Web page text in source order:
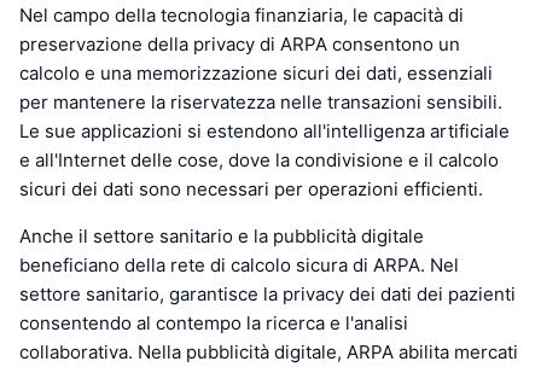
Nel campo della tecnologia finanziaria, le capacità di
preservazione della privacy di ARPA consentono un
calcolo e una memorizzazione sicuri dei dati, essenziali
per mantenere la riservatezza nelle transazioni sensibili.
Le sue applicazioni si estendono all'intelligenza artificiale
e all'Internet delle cose, dove la condivisione e il calcolo
sicuri dei dati sono necessari per operazioni efficienti.
Anche il settore sanitario e la pubblicità digitale
beneficiano della rete di calcolo sicura di ARPA. Nel
settore sanitario, garantisce la privacy dei dati dei pazienti
consentendo al contempo la ricerca e l'analisi
collaborativa. Nella pubblicità digitale, ARPA abilita mercati